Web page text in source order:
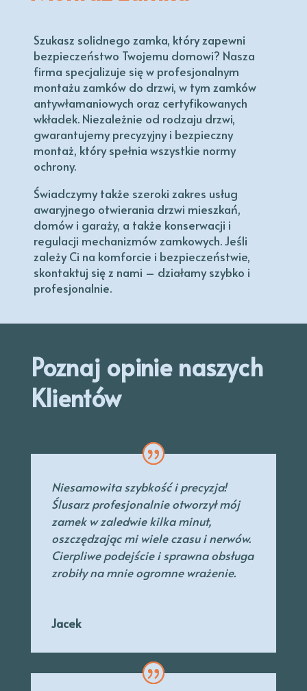
Szukasz solidnego zamka, który zapewni
bezpieczeństwo Twojemu domowi? Nasza
firma specjalizuje się w profesjonalnym
montażu zamków do drzwi, w tym zamków
antywłamaniowych oraz certyfikowanych
wkładek. Niezależnie od rodzaju drzwi,
gwarantujemy precyzyjny i bezpieczny
montaż, który spełnia wszystkie normy
ochrony.
Świadczymy także szeroki zakres usług
awaryjnego otwierania drzwi mieszkań,
domów i garaży, a także konserwacji i
regulacji mechanizmów zamkowych. Jeśli
zależy Ci na komforcie i bezpieczeństwie,
skontaktuj się z nami – działamy szybko i
profesjonalnie.
Poznaj opinie naszych
Klientów
Niesamowita szybkość i precyzja!
Ślusarz profesjonalnie otworzył mój
zamek w zaledwie kilka minut,
oszczędzając mi wiele czasu i nerwów.
Cierpliwe podejście i sprawna obsługa
zrobiły na mnie ogromne wrażenie.
Jacek